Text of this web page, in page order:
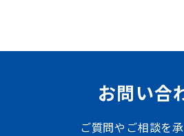
お問い合
ご質問やご相談を承